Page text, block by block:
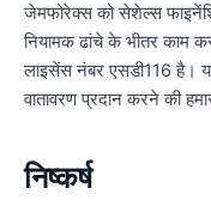
जेमफोरेक्स को सेशेल्स
नियामक ढांचे के भीतर काम
लाइसेंस नंबर एसडी116 है। यह
वातावरण प्रदान करने की
निष्कर्ष